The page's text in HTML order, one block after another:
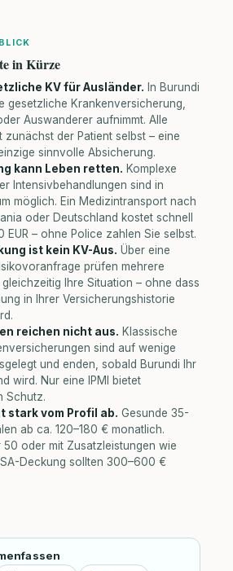
in Kürze
KV für Ausländer. In Burundi
gesetzliche Krankenversicherung,
Auswanderer aufnimmt. Alle
zunächst der Patient selbst – eine
sinnvolle Absicherung.
kann Leben retten. Komplexe
Intensivbehandlungen sind in
möglich. Ein Medizintransport nach
oder Deutschland kostet schnell
EUR – ohne Police zahlen Sie selbst.
ist kein KV-Aus. Über eine
prüfen mehrere
Ihre Situation – ohne dass
in Ihrer Versicherungshistorie
reichen nicht aus. Klassische
sind auf wenige
und enden, sobald Burundi Ihr
wird. Nur eine IPMI bietet
Schutz.
stark vom Profil ab. Gesunde 35-
ab ca. 120–180 € monatlich.
50 oder mit Zusatzleistungen wie
Deckung sollten 300–600 €